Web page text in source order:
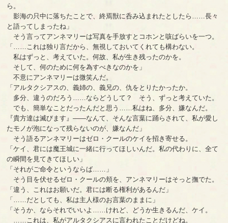
ら。
影海の只中に落ちたことで、終焉獣に呑み込まれたとしたら……長々
と語ってしまったね」
そう言ってアンネマリーは写真を手放すとコホンと咳ばらいを一つ。
「……これは独り言だから、無視しておいてくれても構わない。
私はずっと、考えていた。何故、私が生き残ったのかを。
そして、何のために何を為すべきなのかを」
不意にアンネマリーは微笑んだ。
「アルタクシアスの、義姉の、義兄の、仇をとりたかったか。
多分、違うのだろう……ならどうして？ そう、ずっと考えていた。
でも、簡単なことだったんだと思う……私はね、多分、嫌なんだ。
『貴方達は滅びます』――なんて、そんな言葉に踊らされて、私が愛し
たモノが泡になって残らないのが、嫌なんだ」
そう語るアンネマリーはゼロ・クールのケイを招き寄せる。
「ケイ、君には魔王城に一緒に行ってほしいんだ。私の代わりに、全て
の瞬間を見てきてほしい」
「それがご命令というならば……」
そう目を伏せるゼロ・クールの頬を、アンネマリーはそっと撫でた。
「違う、これはお願いだ。君には断る権利があるんだ」
「……だとしても、私は主人様のお言葉のままに」
「そうか、ならそれでいいよ……けれど、どうか生きるんだ、ケイ。
……これは、私がアルタクシアスに言われたことだけどね。